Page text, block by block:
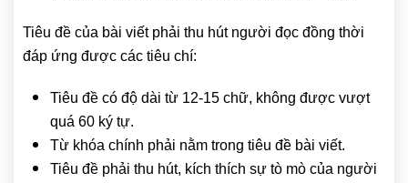
Tiêu đề của bài viết phải thu hút người đọc đồng thời
đáp ứng được các tiêu chí:
Tiêu đề có độ dài từ 12-15 chữ, không được vượt
quá 60 ký tự.
Từ khóa chính phải nằm trong tiêu đề bài viết.
Tiêu đề phải thu hút, kích thích sự tò mò của người